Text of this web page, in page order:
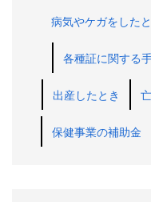
病気やケガをした
各種証に関する
出産したとき
保健事業の補助金